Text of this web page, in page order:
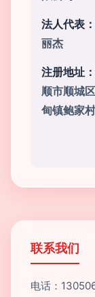
法人代表：
丽杰
注册地址：
顺市顺城
甸镇鲍家村
联系我们
电话：